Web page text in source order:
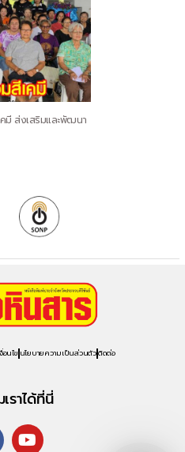
มี ส่งเสริมและพัฒนา
อนไข นโยบายความเป็นส่วนตัวติดต่อ
ราได้ที่นี่